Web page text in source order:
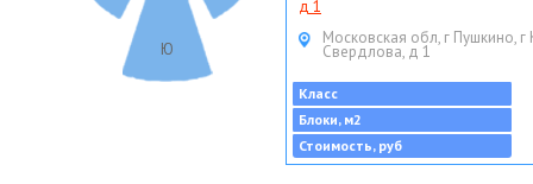
Ю
д 1
Московская обл, г Пушкино, г
Свердлова, д 1
Класс
Блоки, м2
Стоимость, руб